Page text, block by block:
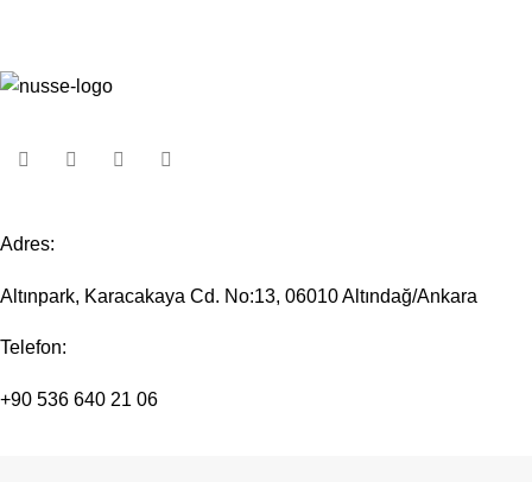
Adres:
Altınpark, Karacakaya Cd. No:13, 06010 Altındağ/Ankara
Telefon:
+90 536 640 21 06